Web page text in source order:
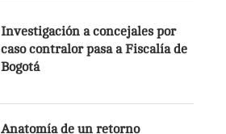
Investigación a concejales por
caso contralor pasa a Fiscalía de
Bogotá
Anatomía de un retorno